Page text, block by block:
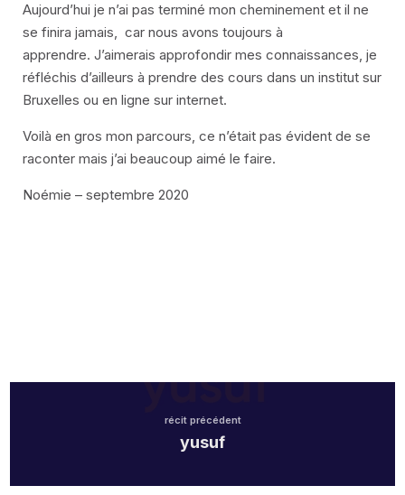
Aujourd’hui je n’ai pas terminé mon cheminement et il ne
se finira jamais, car nous avons toujours à
apprendre. J’aimerais approfondir mes connaissances, je
réfléchis d’ailleurs à prendre des cours dans un institut sur
Bruxelles ou en ligne sur internet.
Voilà en gros mon parcours, ce n’était pas évident de se
raconter mais j’ai beaucoup aimé le faire.
Noémie – septembre 2020
récit précédent
yusuf